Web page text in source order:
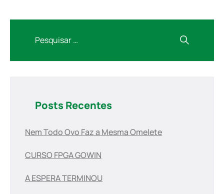
Posts Recentes
Nem Todo Ovo Faz a Mesma Omelete
CURSO FPGA GOWIN
A ESPERA TERMINOU